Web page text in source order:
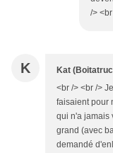
/>
K Kat
<br /> <br />
faisaient pour
qui n'a jamais
grand (avec
demandé